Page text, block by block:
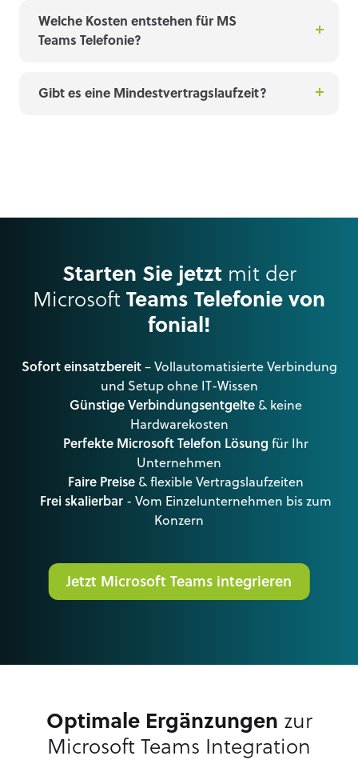
Welche Kosten entstehen für MS
Teams Telefonie?
Gibt es eine Mindestvertragslaufzeit?
Starten Sie jetztmit der
Microsoft Teams Telefonie von
fonial!
Sofort einsatzbereit– Vollautomatisierte Verbindung
und Setup ohne IT-Wissen
Günstige Verbindungsentgelte& keine
Hardwarekosten
Perfekte Microsoft Telefon Lösung für Ihr
Unternehmen
Faire Preise& flexible Vertragslaufzeiten
Frei skalierbar- Vom Einzelunternehmen bis zum
Konzern
Jetzt Microsoft Teams integrieren
Optimale Ergänzungen zur
Microsoft Teams Integration